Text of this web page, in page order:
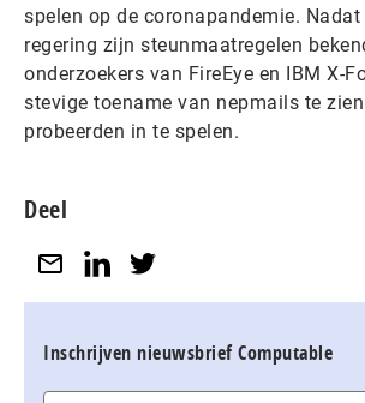
spelen op de coronapandemie.
regering zijn steunmaatregelen
onderzoekers van FireEye en IBM X-
stevige toename van nepmails te
probeerden in te spelen.
Deel
Inschrijven nieuwsbrief Computable